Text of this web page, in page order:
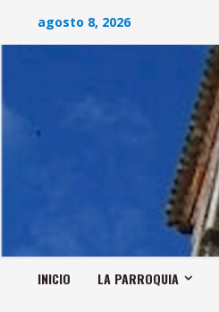
agosto 8, 2026
INICIO LA PARROQUIA